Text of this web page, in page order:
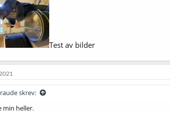
Test av bilder
skrev:
min heller.